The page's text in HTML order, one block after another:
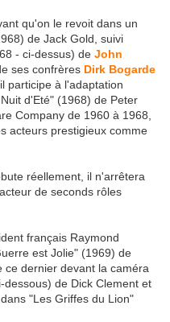
qu'on le revoit dans un
de Jack Gold, suivi
- ci-dessus) de John
ses confrères Dirk Bogarde
participe à l'adaptation
d'Eté" (1968) de Peter
Company de 1960 à 1968,
acteurs prestigieux comme
réellement, il n'arrêtera
de seconds rôles
français Raymond
est Jolie" (1969) de
ce dernier devant la caméra
de Dick Clement et
"Les Griffes du Lion"